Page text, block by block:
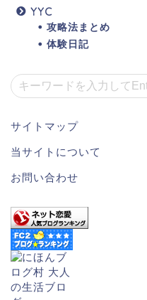
YYC
攻略法まとめ
体験日記
サイトマップ
当サイトについて
お問い合わせ